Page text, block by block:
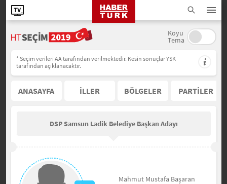
Koyu
Tema
* Seçim verileri AA tarafından verilmektedir. Kesin sonuçlar YSK
tarafından açıklanacaktır.
ANASAYFA İLLER BÖLGELER PARTİLER
DSP Samsun Ladik Belediye Başkan Adayı
Mahmut Mustafa Başaran